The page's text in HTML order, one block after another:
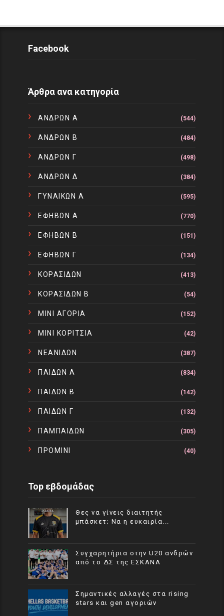
Facebook
Άρθρα ανα κατηγορία
ΑΝΔΡΩΝ Α (544)
ΑΝΔΡΩΝ Β (484)
ΑΝΔΡΩΝ Γ (498)
ΑΝΔΡΩΝ Δ (384)
ΓΥΝΑΙΚΩΝ Α (595)
ΕΦΗΒΩΝ Α (770)
ΕΦΗΒΩΝ Β (151)
ΕΦΗΒΩΝ Γ (134)
ΚΟΡΑΣΙΔΩΝ (413)
ΚΟΡΑΣΙΔΩΝ Β (54)
ΜΙΝΙ ΑΓΟΡΙΑ (152)
ΜΙΝΙ ΚΟΡΙΤΣΙΑ (42)
ΝΕΑΝΙΔΩΝ (387)
ΠΑΙΔΩΝ Α (834)
ΠΑΙΔΩΝ Β (142)
ΠΑΙΔΩΝ Γ (132)
ΠΑΜΠΑΙΔΩΝ (305)
ΠΡΟΜΙΝΙ (40)
Top εβδομάδας
Θες να γίνεις διαιτητής
μπάσκετ; Να η ευκαιρία...
Συγχαρητήρια στην U20 ανδρών
από το ΔΣ της ΕΣΚΑΝΑ
Σημαντικές αλλαγές στα rising
stars και gen αγοριών